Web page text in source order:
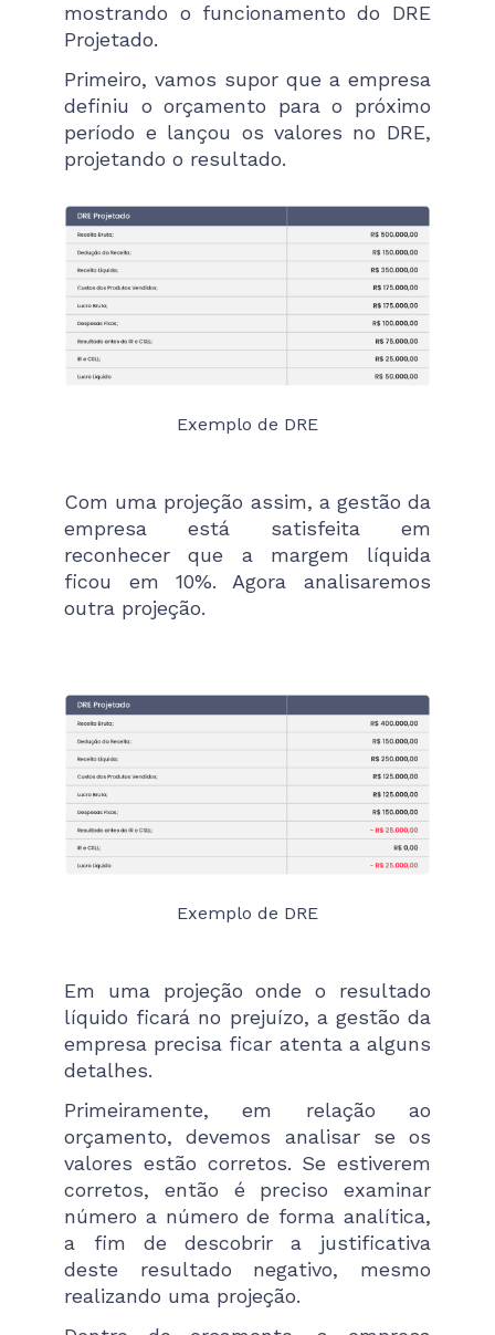
mostrando o funcionamento do DRE
Projetado.
Primeiro, vamos supor que a empresa
definiu o orçamento para o próximo
período e lançou os valores no DRE,
projetando o resultado.
Exemplo de DRE
Com uma projeção assim, a gestão da
empresa está satisfeita em
reconhecer que a margem líquida
ficou em 10%. Agora analisaremos
outra projeção.
Exemplo de DRE
Em uma projeção onde o resultado
líquido ficará no prejuízo, a gestão da
empresa precisa ficar atenta a alguns
detalhes.
Primeiramente, em relação ao
orçamento, devemos analisar se os
valores estão corretos. Se estiverem
corretos, então é preciso examinar
número a número de forma analítica,
a fim de descobrir a justificativa
deste resultado negativo, mesmo
realizando uma projeção.